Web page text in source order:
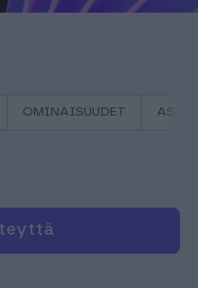
OMINAISUUDET